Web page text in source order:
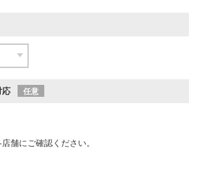
応 任意
舗にご確認ください。